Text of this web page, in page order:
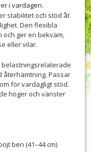
i vardagen.
stabilitet och stöd åt
Den flexibla
ger en bekväm,
eller vilar.
återhämtning. Passar
för vardagligt stöd.
höger och vänster
ben (41–44 cm)